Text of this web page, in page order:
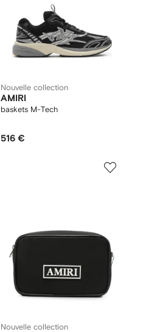
Nouvelle collection
AMIRI
baskets M-Tech
516 €
Nouvelle collection